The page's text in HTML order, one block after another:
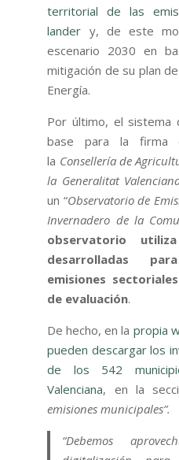
territorial de las
lander y, de este
escenario 2030 en
mitigación de su plan
Energía.
Por último, el sistema
base para la firma
la Consellería de
la Generalitat
un “Observatorio de
Invernadero de la
observatorio
desarrolladas
emisiones
de evaluación.
De hecho, en la propia
pueden descargar los
de los 542
Valenciana, en la
emisiones municipales”.
“Debemos